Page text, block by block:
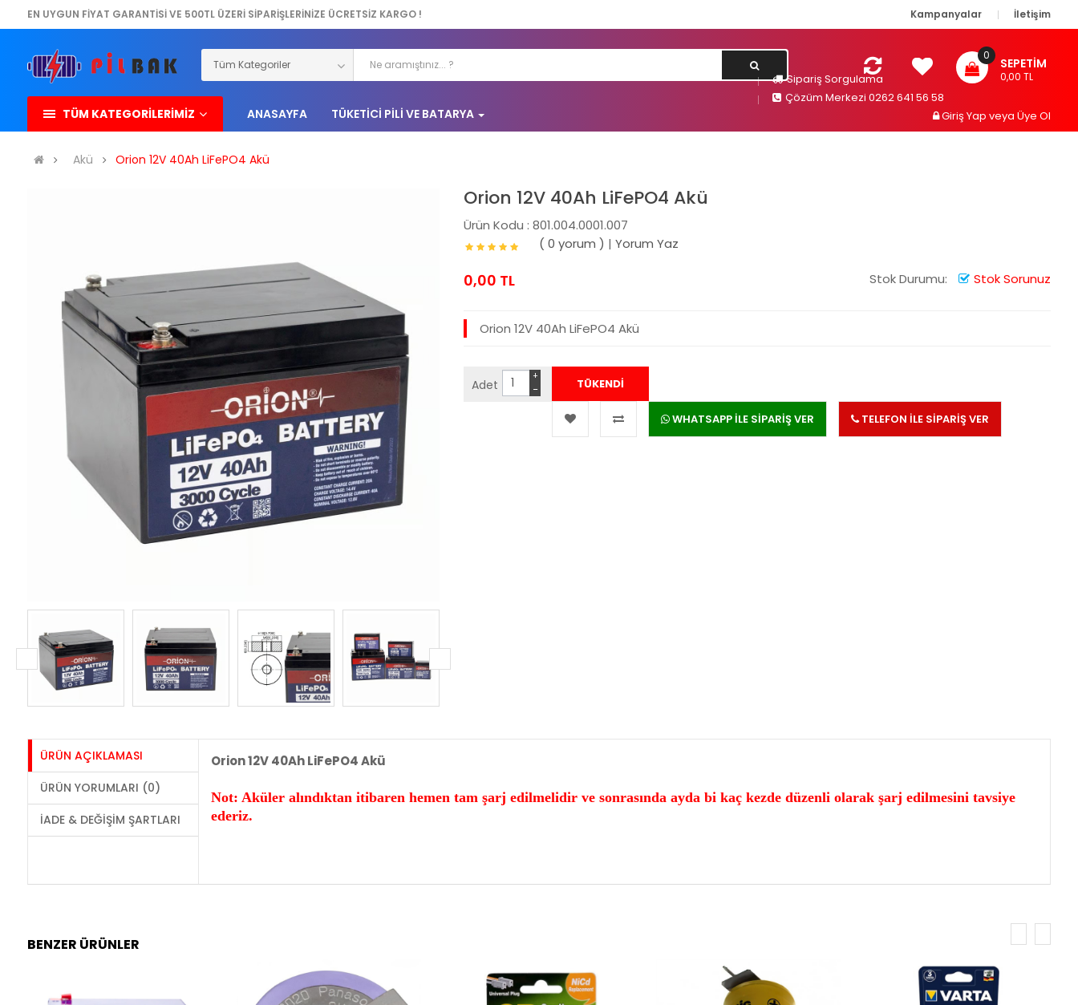
EN UYGUN FİYAT GARANTİSİ VE 500TL ÜZERİ SİPARİŞLERİNİZE ÜCRETSİZ KARGO ! Kampanyalar İletişim
SEPETIM
0
0,00 TL
TÜM KATEGORİLERİMİZ ANASAYFA TÜKETICI PILI VE BATARYA
Sipariş Sorgulama
Çözüm Merkezi 0262 641 56 58
Giriş YapveyaÜye Ol
Akü Orion 12V 40Ah LiFePO4 Akü
Orion 12V 40Ah LiFePO4 Akü
Ürün Kodu : 801.004.0001.007
( 0 yorum ) |Yorum Yaz
0,00 TL Stok Durumu: Stok Sorunuz
Orion 12V 40Ah LiFePO4 Akü
Adet −
+
WHATSAPP İLE SİPARİŞ VER TELEFON İLE SİPARİŞ VER
ÜRÜN AÇIKLAMASI
ÜRÜN YORUMLARI (0)
İADE & DEĞIŞIM ŞARTLARI
Orion 12V 40Ah LiFePO4 Akü
Not: Aküler alındıktan itibaren hemen tam şarj edilmelidir ve sonrasında ayda bi kaç kezde düzenli olarak şarj edilmesini tavsiye
ederiz.
BENZER ÜRÜNLER